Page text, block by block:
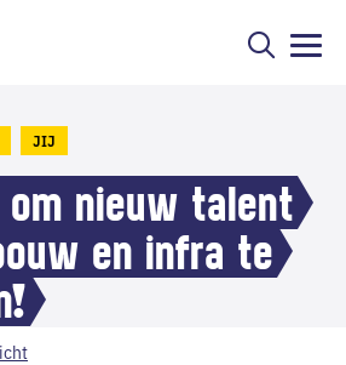
JIJ
om nieuw talent
en infra te